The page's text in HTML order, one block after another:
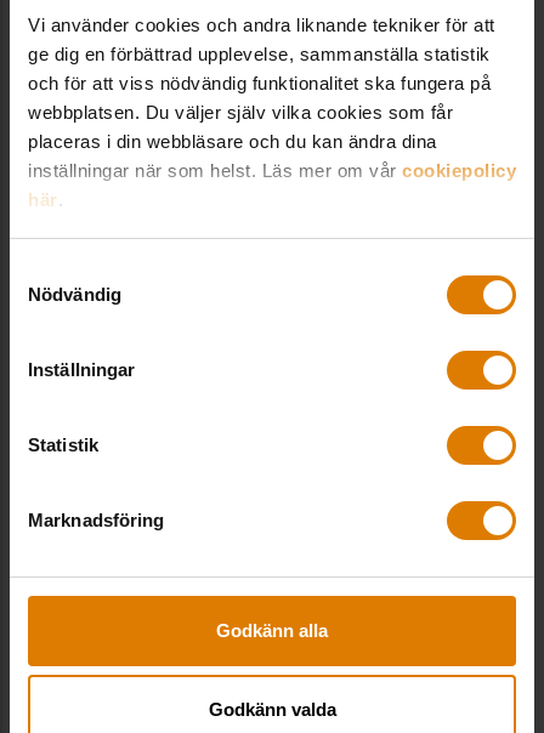
Vi använder cookies och andra liknande tekniker för att
ge dig en förbättrad upplevelse, sammanställa statistik
och för att viss nödvändig funktionalitet ska fungera på
webbplatsen. Du väljer själv vilka cookies som får
placeras i din webbläsare och du kan ändra dina
inställningar när som helst. Läs mer om vår cookiepolicy
här.
Nödvändig
Inställningar
Statistik
Marknadsföring
Godkänn alla
Godkänn valda
Hbtq står för homosexuella, bisexuella,
transpersoner och queerpersoner. Queer
innebär ett ifrågasättande av heterosexualitet
som det normala, givna och förväntade i
samhället. Transpersoner ifrågasätter den
Källa: Nationalencyklopedin
Fler goda exempel från Allmännyttan